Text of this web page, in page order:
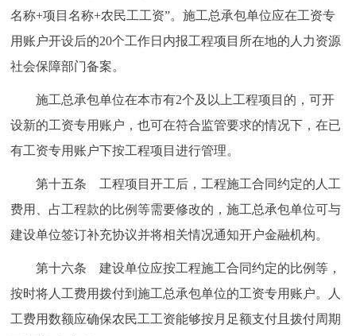
名称+项目名称+农民工工资”。施工总承包单位应在工资专
用账户开设后的20个工作日内报工程项目所在地的人力资源
社会保障部门备案。
施工总承包单位在本市有2个及以上工程项目的，可开
设新的工资专用账户，也可在符合监管要求的情况下，在已
有工资专用账户下按工程项目进行管理。
第十五条 工程项目开工后，工程施工合同约定的人工
费用、占工程款的比例等需要修改的，施工总承包单位可与
建设单位签订补充协议并将相关情况通知开户金融机构。
第十六条 建设单位应按工程施工合同约定的比例等，
按时将人工费用拨付到施工总承包单位的工资专用账户。人
工费用数额应确保农民工工资能够按月足额支付且拨付周期